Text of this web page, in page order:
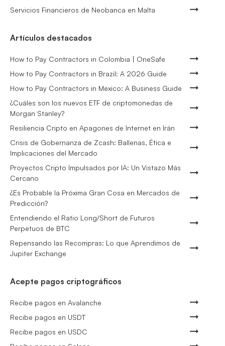
Servicios Financieros de Neobanca en Malta
Artículos destacados
How to Pay Contractors in Colombia | OneSafe
How to Pay Contractors in Brazil: A 2026 Guide
How to Pay Contractors in Mexico: A Business Guide
¿Cuáles son los nuevos ETF de criptomonedas de
Morgan Stanley?
Resiliencia Cripto en Apagones de Internet en Irán
Crisis de Gobernanza de Zcash: Ballenas, Ética e
Implicaciones del Mercado
Proyectos Cripto Impulsados por IA: Un Vistazo Más
Cercano
¿Es Probable la Próxima Gran Cosa en Mercados de
Predicción?
Entendiendo el Ratio Long/Short de Futuros
Perpetuos de BTC
Repensando las Recompras: Lo que Aprendimos de
Jupiter Exchange
Acepte pagos criptográficos
Recibe pagos en Avalanche
Recibe pagos en USDT
Recibe pagos en USDC